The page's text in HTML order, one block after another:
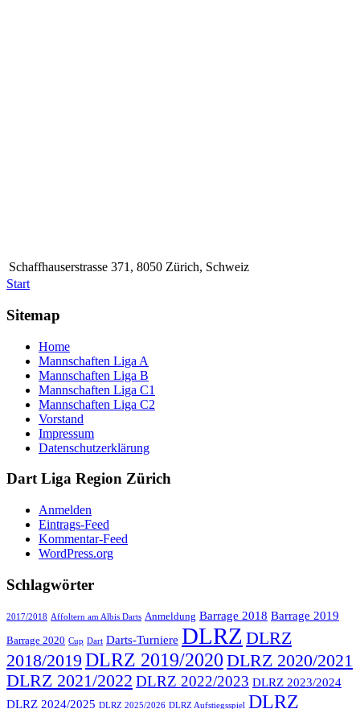
Schaffhauserstrasse 371, 8050 Zürich, Schweiz
Start
Sitemap
Home
Mannschaften Liga A
Mannschaften Liga B
Mannschaften Liga C1
Mannschaften Liga C2
Vorstand
Impressum
Datenschutzerklärung
Dart Liga Region Zürich
Anmelden
Eintrags-Feed
Kommentar-Feed
WordPress.org
Schlagwörter
2017/2018 Affoltern am Albis Darts Anmeldung Barrage 2018 Barrage 2019
Barrage 2020 Cup Dart Darts-Turniere DLRZ DLRZ
2018/2019 DLRZ 2019/2020 DLRZ 2020/2021
DLRZ 2021/2022 DLRZ 2022/2023 DLRZ 2023/2024
DLRZ 2024/2025 DLRZ 2025/2026 DLRZ Aufstiegsspiel DLRZ